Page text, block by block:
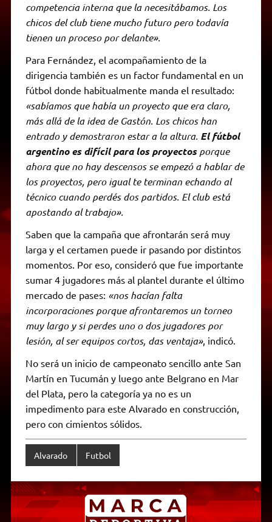
competencia interna que la necesitábamos. Los
chicos del club tiene mucho futuro pero todavía
tienen un proceso por delante».
Para Fernández, el acompañamiento de la
dirigencia también es un factor fundamental en un
fútbol donde habitualmente manda el resultado:
«sabíamos que había un proyecto que era claro,
más allá de la idea de Gastón. Los chicos han
entrado y demostraron estar a la altura. El fútbol
argentino es difícil para los proyectosporque
ahora que no hay descensos se empezó a hablar de
los proyectos, pero igual te terminan echando al
técnico cuando perdés dos partidos. El club está
apostando al trabajo».
Saben que la campaña que afrontarán será muy
larga y el certamen puede ir pasando por distintos
momentos. Por eso, consideró que fue importante
sumar 4 jugadores más al plantel durante el último
mercado de pases: «nos hacían falta
incorporaciones porque afrontaremos un torneo
muy largo y si perdes uno o dos jugadores por
lesión, al ser equipos cortos, das ventaja», indicó.
No será un inicio de campeonato sencillo ante San
Martín en Tucumán y luego ante Belgrano en Mar
del Plata, pero la categoría ya no es un
impedimento para este Alvarado en construcción,
pero con cimientos sólidos.
Alvarado Futbol